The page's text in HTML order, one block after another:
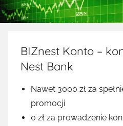
BIZnest Konto –
Nest Bank
Nawet 3000 zł za
promocji
0 zł za prowadzenie